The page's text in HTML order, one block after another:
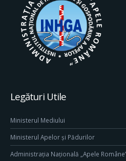
Legături Utile
Ministerul Mediului
Ministerul Apelor și Pădurilor
Administrația Națională „Apele